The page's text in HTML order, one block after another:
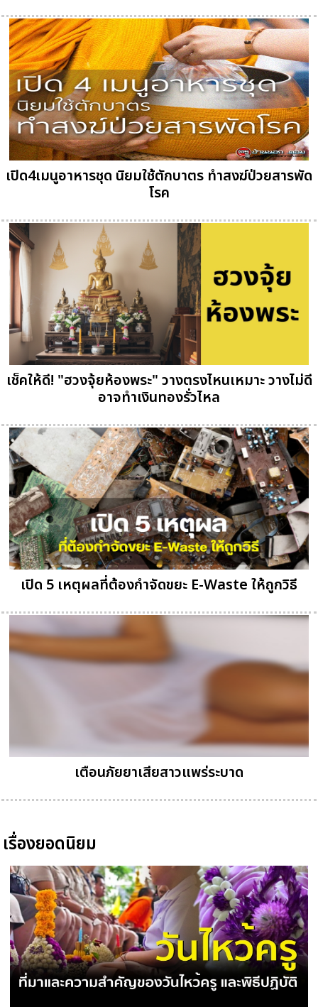
เปิด4เมนูอาหารชุด นิยมใช้ตักบาตร ทำสงฆ์ป่วยสารพัด
โรค
เช็คให้ดี! "ฮวงจุ้ยห้องพระ" วางตรงไหนเหมาะ วางไม่ดี
อาจทำเงินทองรั่วไหล
เปิด 5 เหตุผลที่ต้องกำจัดขยะ E-Waste ให้ถูกวิธี
เตือนภัยยาเสียสาวแพร่ระบาด
เรื่องยอดนิยม